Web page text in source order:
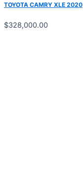
TOYOTA CAMRY XLE 2020
$328,000.00